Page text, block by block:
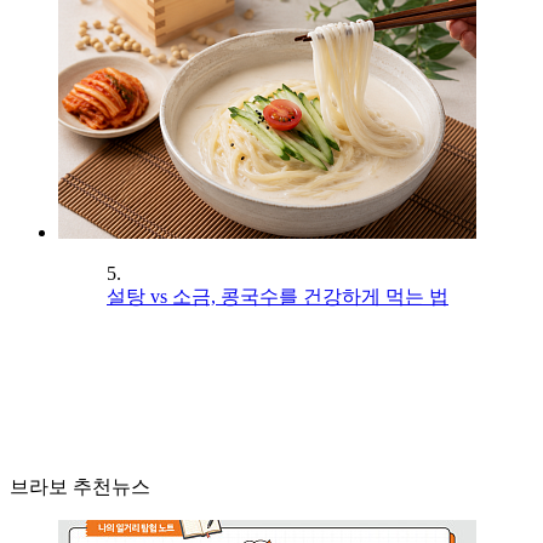
5.
설탕 vs 소금, 콩국수를 건강하게 먹는 법
브라보 추천뉴스